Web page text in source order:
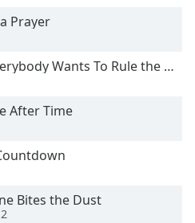
Prayer
Wants To Rule the World
After Time
Bites the Dust